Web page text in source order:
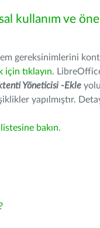
kullanım ve
gereksinimlerini
için tıklayın.
Yöneticisi -Ekle
yapılmıştır.
bakın.